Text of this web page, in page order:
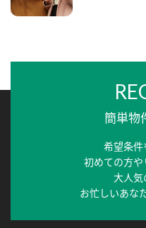
簡単物
希望条件
初めての方
大人気
お忙しいあな